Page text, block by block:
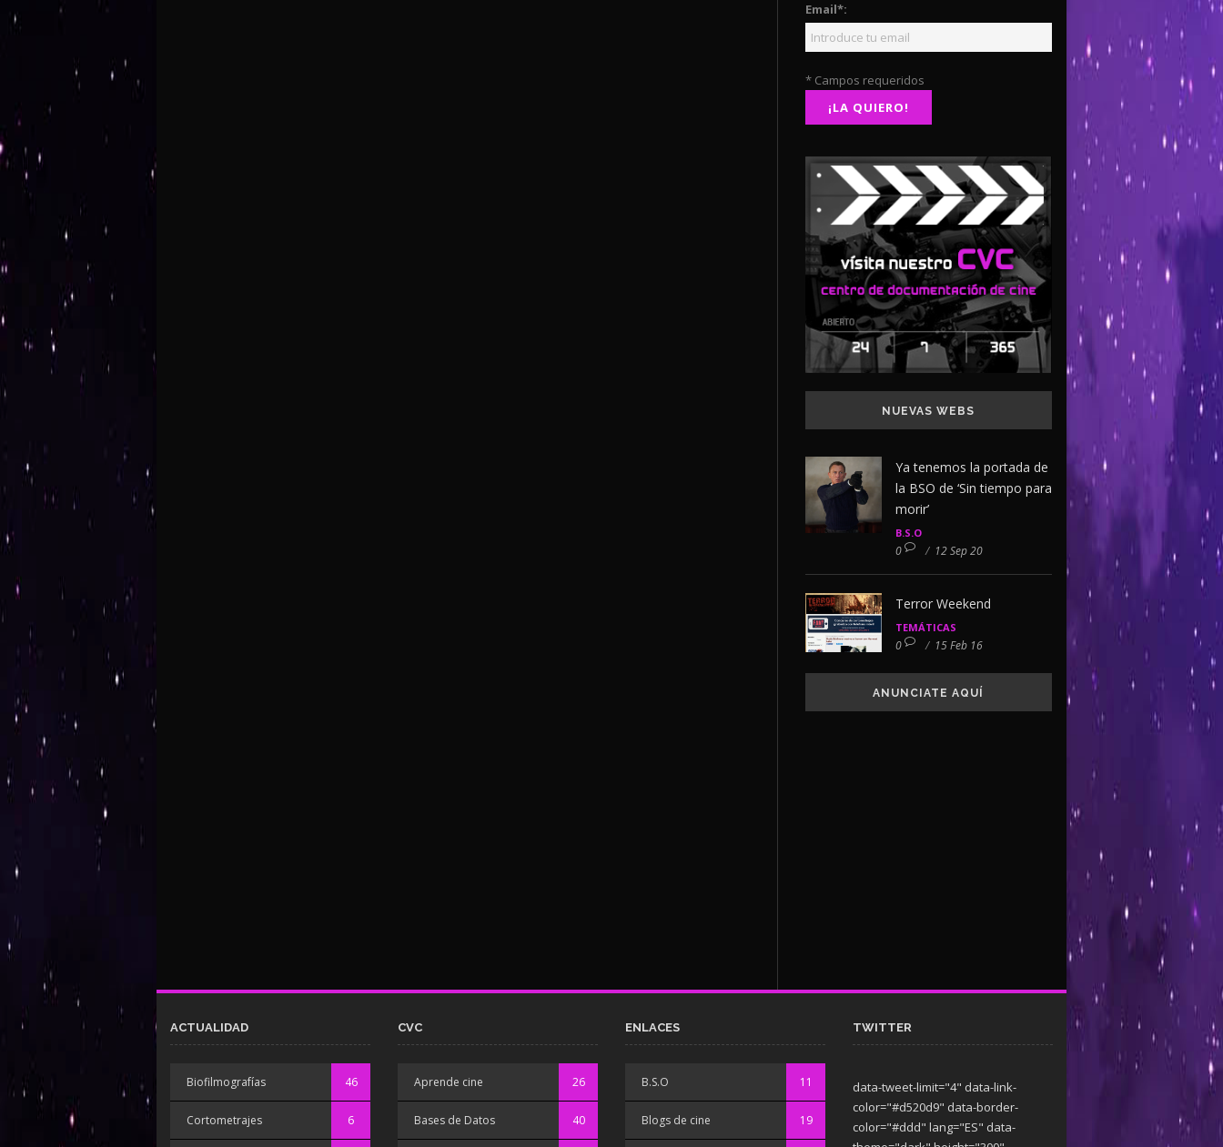
Email*:
* Campos requeridos
NUEVAS WEBS
Ya tenemos la portada de
la BSO de ‘Sin tiempo para
morir’
B.S.O
0 / 12 Sep 20
Terror Weekend
TEMÁTICAS
0 / 15 Feb 16
ANUNCIATE AQUÍ
ACTUALIDAD
Biofilmografías 46
Cortometrajes 6
CVC
Aprende cine 26
Bases de Datos 40
ENLACES
B.S.O 11
Blogs de cine 19
TWITTER
data-tweet-limit="4" data-link-
color="#d520d9" data-border-
color="#ddd" lang="ES" data-